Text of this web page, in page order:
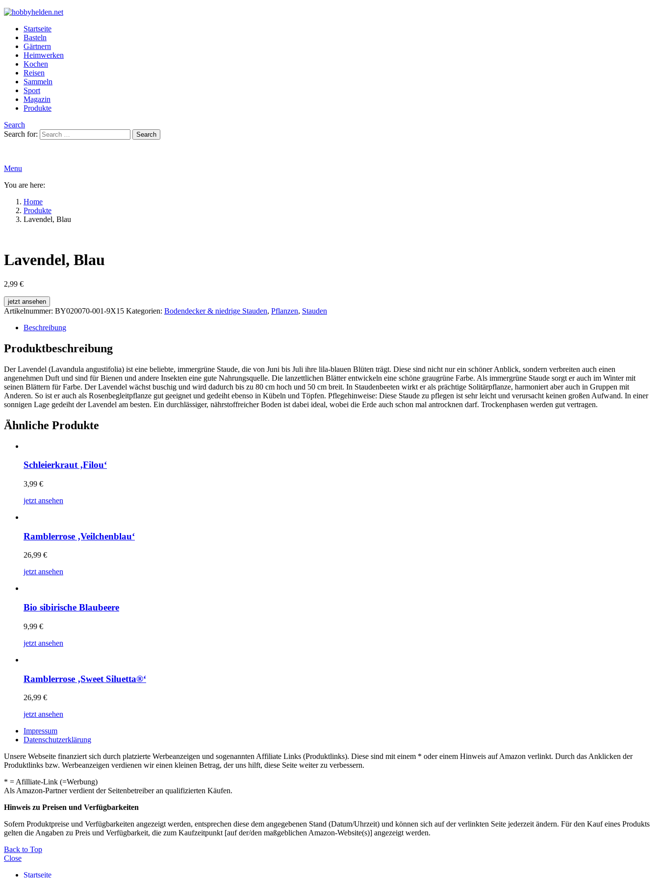
Startseite
Basteln
Gärtnern
Heimwerken
Kochen
Reisen
Sammeln
Sport
Magazin
Produkte
Search
Search for:
Search
Menu
You are here:
Home
Produkte
Lavendel, Blau
Lavendel, Blau
2,99 €
jetzt ansehen
Artikelnummer: BY020070-001-9X15 Kategorien: Bodendecker & niedrige Stauden, Pflanzen, Stauden
Beschreibung
Produktbeschreibung
Der Lavendel (Lavandula angustifolia) ist eine beliebte, immergrüne Staude, die von Juni bis Juli ihre lila-blauen Blüten trägt. Diese sind nicht nur ein schöner Anblick, sondern verbreiten auch einen
angenehmen Duft und sind für Bienen und andere Insekten eine gute Nahrungsquelle. Die lanzettlichen Blätter entwickeln eine schöne graugrüne Farbe. Als immergrüne Staude sorgt er auch im Winter mit
seinen Blättern für Farbe. Der Lavendel wächst buschig und wird dadurch bis zu 80 cm hoch und 50 cm breit. In Staudenbeeten wirkt er als prächtige Solitärpflanze, harmoniert aber auch in Gruppen mit
Anderen. So ist er auch als Rosenbegleitpflanze gut geeignet und gedeiht ebenso in Kübeln und Töpfen. Pflegehinweise: Diese Staude zu pflegen ist sehr leicht und verursacht keinen großen Aufwand. In einer
sonnigen Lage gedeiht der Lavendel am besten. Ein durchlässiger, nährstoffreicher Boden ist dabei ideal, wobei die Erde auch schon mal antrocknen darf. Trockenphasen werden gut vertragen.
Ähnliche Produkte
Schleierkraut ‚Filou‘
3,99 €
jetzt ansehen
Ramblerrose ‚Veilchenblau‘
26,99 €
jetzt ansehen
Bio sibirische Blaubeere
9,99 €
jetzt ansehen
Ramblerrose ‚Sweet Siluetta®‘
26,99 €
jetzt ansehen
Impressum
Datenschutzerklärung
Unsere Webseite finanziert sich durch platzierte Werbeanzeigen und sogenannten Affiliate Links (Produktlinks). Diese sind mit einem * oder einem Hinweis auf Amazon verlinkt. Durch das Anklicken der
Produktlinks bzw. Werbeanzeigen verdienen wir einen kleinen Betrag, der uns hilft, diese Seite weiter zu verbessern.
* = Afilliate-Link (=Werbung)
Als Amazon-Partner verdient der Seitenbetreiber an qualifizierten Käufen.
Hinweis zu Preisen und Verfügbarkeiten
Sofern Produktpreise und Verfügbarkeiten angezeigt werden, entsprechen diese dem angegebenen Stand (Datum/Uhrzeit) und können sich auf der verlinkten Seite jederzeit ändern. Für den Kauf eines Produkts
gelten die Angaben zu Preis und Verfügbarkeit, die zum Kaufzeitpunkt [auf der/den maßgeblichen Amazon-Website(s)] angezeigt werden.
Back to Top
Close
Startseite